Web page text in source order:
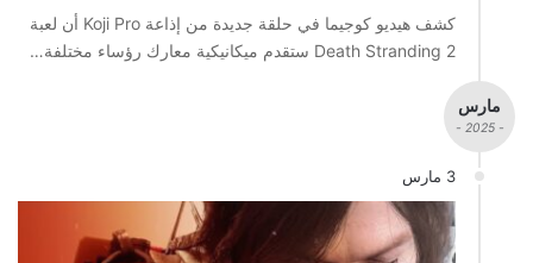
كشف هيديو كوجيما في حلقة جديدة من إذاعة Koji Pro أن لعبة
Death Stranding 2 ستقدم ميكانيكية معارك رؤساء مختلفة…
مارس
- 2025 -
3 مارس